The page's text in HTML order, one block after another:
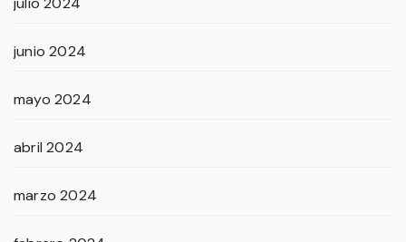
junio 2024
mayo 2024
abril 2024
marzo 2024